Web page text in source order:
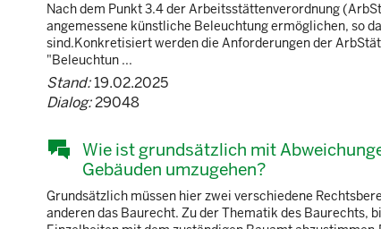
Nach dem Punkt 3.4 der Arbeitsstättenverordnung
angemessene künstliche Beleuchtung ermöglichen, so
sind.Konkretisiert werden die Anforderungen der
"Beleuchtun ...
Stand:19.02.2025
Dialog:29048
Wie ist grundsätzlich mit
Gebäuden umzugehen?
Grundsätzlich müssen hier zwei verschiedene
anderen das Baurecht. Zu der Thematik des Baurechts,